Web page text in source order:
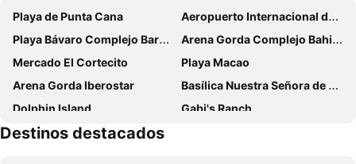
Hotel Capriccio Mare y Restaurante
Nely y Pietro share apartment
The MT Hotel
Le Sivory Punta Cana by PortBlue Boutique
Selectum Hacienda Punta Cana
Westin Roco Ki Beach & Golf Resort
Hôtel Club Héliades Royalton Splash Punta Cana
Bahia Principe Grand Turquesa - All Inclusive
Punta Blanca Golf & Beach Resort
H2 Bavaro Hotel
Hotel Casa Blanca
Playa de Punta Cana
Aeropuerto Internacional de Punta Cana
Playa Bávaro Complejo Barceló Bávaro
Arena Gorda Complejo Bahia Principe Bavaro
Mercado El Cortecito
Playa Macao
Arena Gorda Iberostar
Basílica Nuestra Señora de La Altagracia
Dolphin Island
Gabi's Ranch
Destinos destacados